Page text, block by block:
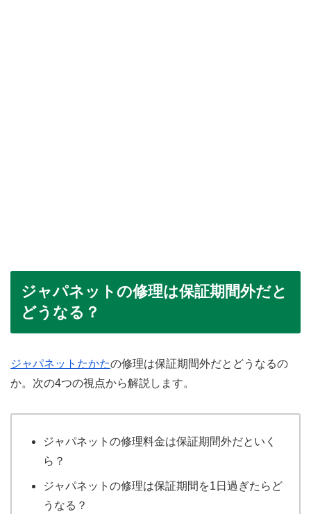
ジャパネットの修理は保証期間外だと
どうなる？
ジャパネットたかたの修理は保証期間外だとどうなるの
か。次の4つの視点から解説します。
ジャパネットの修理料金は保証期間外だといく
ら？
ジャパネットの修理は保証期間を1日過ぎたらど
うなる？